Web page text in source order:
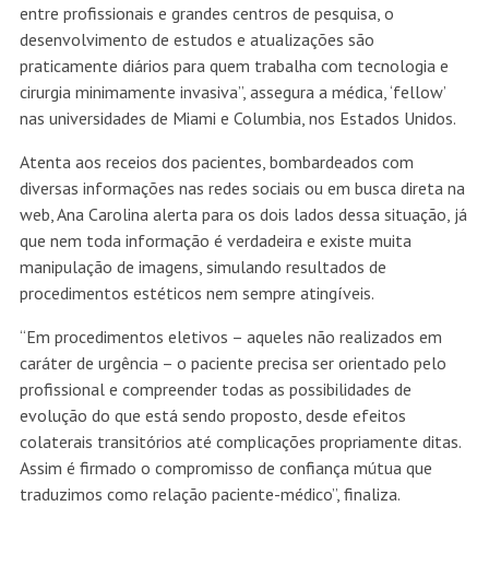
entre profissionais e grandes centros de pesquisa, o
desenvolvimento de estudos e atualizações são
praticamente diários para quem trabalha com tecnologia e
cirurgia minimamente invasiva”, assegura a médica, ‘fellow’
nas universidades de Miami e Columbia, nos Estados Unidos.
Atenta aos receios dos pacientes, bombardeados com
diversas informações nas redes sociais ou em busca direta na
web, Ana Carolina alerta para os dois lados dessa situação, já
que nem toda informação é verdadeira e existe muita
manipulação de imagens, simulando resultados de
procedimentos estéticos nem sempre atingíveis.
“Em procedimentos eletivos – aqueles não realizados em
caráter de urgência – o paciente precisa ser orientado pelo
profissional e compreender todas as possibilidades de
evolução do que está sendo proposto, desde efeitos
colaterais transitórios até complicações propriamente ditas.
Assim é firmado o compromisso de confiança mútua que
traduzimos como relação paciente-médico”, finaliza.